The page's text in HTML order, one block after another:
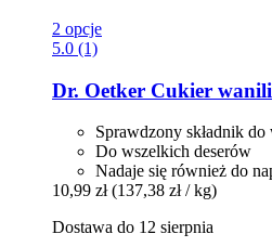
2 opcje
5.0 (1)
Dr. Oetker Cukier
Sprawdzony składnik
Do wszelkich deserów
Nadaje się również do
10,99 zł (137,38 zł / kg)
Dostawa do 12 sierpnia